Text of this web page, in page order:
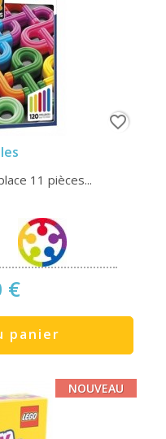
11 pièces...
€
panier
favorite_border
NOUVEAU